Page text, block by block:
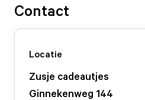
Contact
Locatie
Zusje cadeautjes
Ginnekenweg 144